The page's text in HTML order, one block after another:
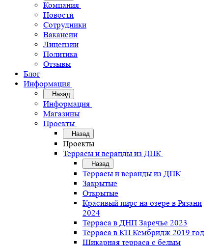
Компания
Новости
Сотрудники
Вакансии
Лицензии
Политика
Отзывы
Блог
Информация
Назад
Информация
Магазины
Проекты
Назад
Проекты
Террасы и веранды из ДПК
Назад
Террасы и веранды из ДПК
Закрытые
Открытые
Красивый пирс на озере в Рязани
2024
Терраса в ДНП Заречье 2023
Терраса в КП Кембридж 2019 год
Шикарная терраса с белым